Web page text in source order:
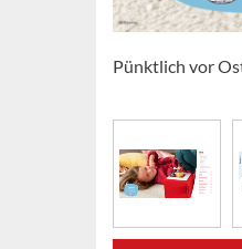
Pünktlich vor